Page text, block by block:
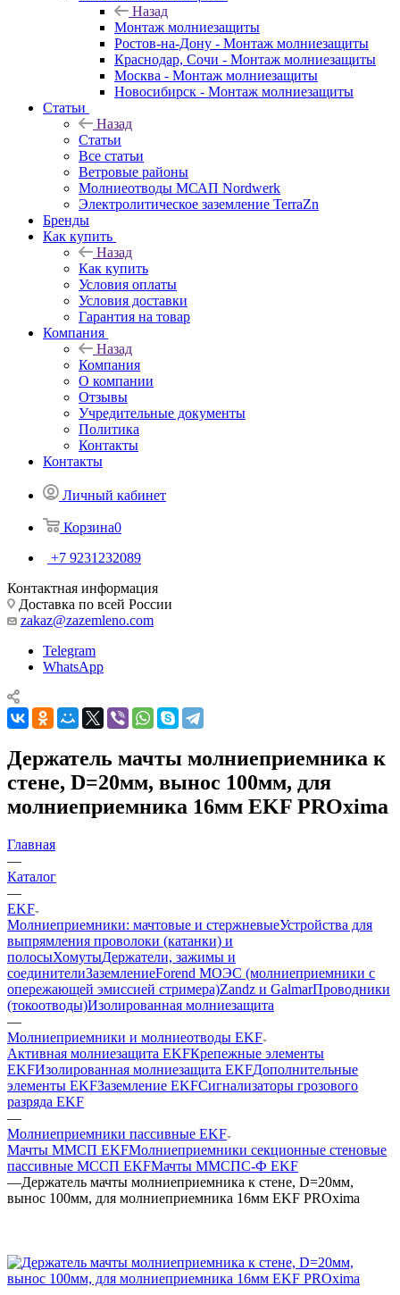
Назад
Монтаж молниезащиты
Ростов-на-Дону - Монтаж молниезащиты
Краснодар, Сочи - Монтаж молниезащиты
Москва - Монтаж молниезащиты
Новосибирск - Монтаж молниезащиты
Статьи
Назад
Статьи
Все статьи
Ветровые районы
Молниеотводы МСАП Nordwerk
Электролитическое заземление TerraZn
Бренды
Как купить
Назад
Как купить
Условия оплаты
Условия доставки
Гарантия на товар
Компания
Назад
Компания
О компании
Отзывы
Учредительные документы
Политика
Контакты
Контакты
Личный кабинет
Корзина0
+7 9231232089
Контактная информация
Доставка по всей России
zakaz@zazemleno.com
Telegram
WhatsApp
Держатель мачты молниеприемника к
стене, D=20мм, вынос 100мм, для
молниеприемника 16мм EKF PROxima
Главная
—
Каталог
—
EKF
Молниеприемники: мачтовые и стержневыеУстройства для
выпрямления проволоки (катанки) и
полосыХомутыДержатели, зажимы и
соединителиЗаземлениеForend МОЭС (молниеприемники с
опережающей эмиссией стримера)Zandz и GalmarПроводники
(токоотводы)Изолированная молниезащита
—
Молниеприемники и молниеотводы EKF
Активная молниезащита EKFКрепежные элементы
EKFИзолированная молниезащита EKFДополнительные
элементы EKFЗаземление EKFСигнализаторы грозового
разряда EKF
—
Молниеприемники пассивные EKF
Мачты ММСП EKFМолниеприемники секционные стеновые
пассивные МССП EKFМачты ММСПС-Ф EKF
—Держатель мачты молниеприемника к стене, D=20мм,
вынос 100мм, для молниеприемника 16мм EKF PROxima